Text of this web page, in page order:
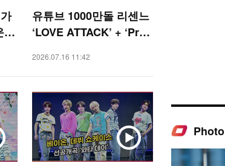
유튜브 1000만돌 리센느
‘LOVE ATTACK’ + ‘Prett
STAR]
2026.07.16 11:42
Photo